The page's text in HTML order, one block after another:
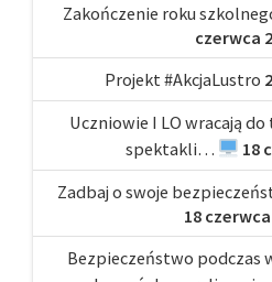
Zakończenie roku
czerwca
Projekt #AkcjaLustro
Uczniowie I LO wracają
spektakli…
18
Zadbaj o swoje
18
Bezpieczeństwo podczas